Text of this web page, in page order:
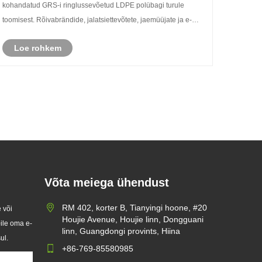
kohandatud GRS-i ringlussevõetud LDPE polübagi turule
toomisest. Rõivabrändide, jalatsiettevõtete, jaemüüjate ja e-
taaskasutatud pake......
Loe rohkem
Zeal X toob turule kohandatud
klaaspaberkotid, et aidata
ülemaailmsetel kaubamärkidel
ühekordselt kasutatavaid
plastpakendeid asendada
2026/07/22
Kuna ülemaailmne nõudlus
või
oma e-
Võta meiega ühendust
RM 402, korter B, Tianyingi hoone, #20
Houjie Avenue, Houjie linn, Dongguani
linn, Guangdongi provints, Hiina
+86-769-85580985